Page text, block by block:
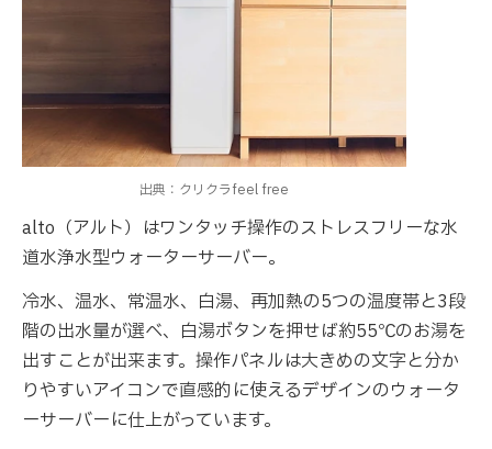
出典：クリクラfeel free
alto（アルト）はワンタッチ操作のストレスフリーな水
道水浄水型ウォーターサーバー。
冷水、温水、常温水、白湯、再加熱の5つの温度帯と3段
階の出水量が選べ、白湯ボタンを押せば約55℃のお湯を
出すことが出来ます。操作パネルは大きめの文字と分か
りやすいアイコンで直感的に使えるデザインのウォータ
ーサーバーに仕上がっています。